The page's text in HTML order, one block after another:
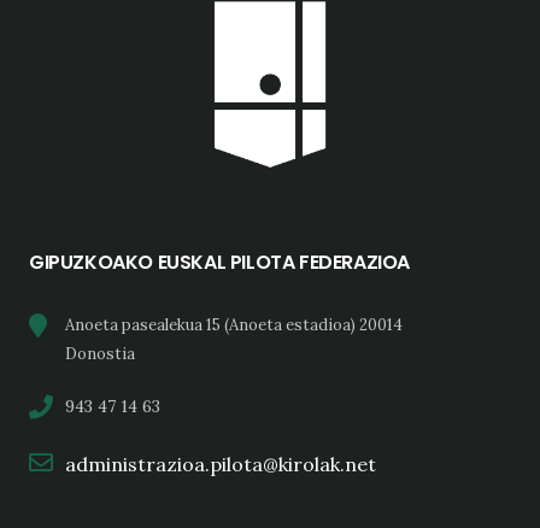
GIPUZKOAKO EUSKAL PILOTA FEDERAZIOA
Anoeta pasealekua 15 (Anoeta estadioa) 20014
Donostia
943 47 14 63
administrazioa.pilota@kirolak.net